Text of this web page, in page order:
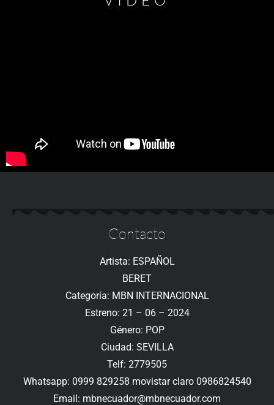
Contacto
Artista: ESPAÑOL
BERET
Categoría: MBN INTERNACIONAL
Estreno: 21 – 06 – 2024
Género: POP
Ciudad: SEVILLA
Telf: 2779505
Whatsapp: 0999 829258 movistar claro 0986824540
Email: mbnecuador@mbnecuador.com